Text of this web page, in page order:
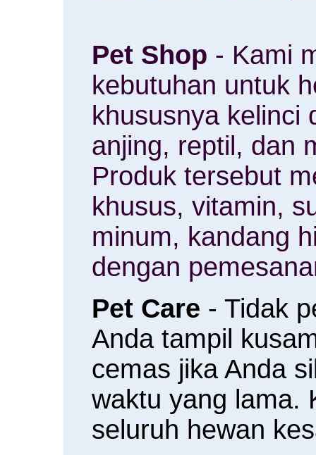
Pet Shop - Kami
kebutuhan untuk
khususnya kelinci
anjing, reptil, dan
Produk tersebut
khusus, vitamin,
minum, kandang
dengan
Pet Care - Tidak
Anda tampil
cemas jika Anda
waktu yang lama.
seluruh hewan